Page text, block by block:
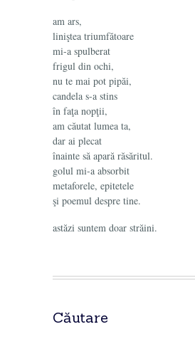
am ars,
liniştea triumfătoare
mi-a spulberat
frigul din ochi,
nu te mai pot pipăi,
candela s-a stins
în faţa nopţii,
am căutat lumea ta,
dar ai plecat
înainte să apară răsăritul.
golul mi-a absorbit
metaforele, epitetele
şi poemul despre tine.
astăzi suntem doar străini.
Căutare